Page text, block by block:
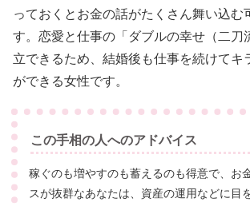
っておくとお金の話がたくさん舞い込む
す。恋愛と仕事の「ダブルの幸せ（二刀
立できるため、結婚後も仕事を続けてキ
ができる女性です。
この手相の人へのアドバイス
稼ぐのも増やすのも蓄えるのも得意で、お
スが抜群なあなたは、資産の運用などに目